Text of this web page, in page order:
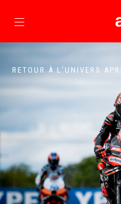
RETOUR À L'UNIVERS